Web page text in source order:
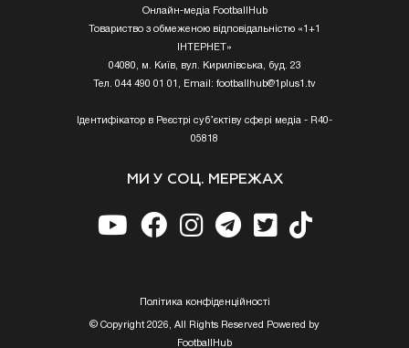
Онлайн-медіа FootballHub
Товариство з обмеженою відповідальністю «1+1
ІНТЕРНЕТ»
04080, м. Київ, вул. Кирилівська, буд. 23
Тел. 044 490 01 01, Email: footballhub@1plus1.tv
Ідентифікатор в Реєстрі суб’єктіву сфері медіа - R40-
05818
МИ У СОЦ. МЕРЕЖАХ
Полiтика конфiденцiйностi
© Copyright 2026, All Rights Reserved Powered by
FootballHub